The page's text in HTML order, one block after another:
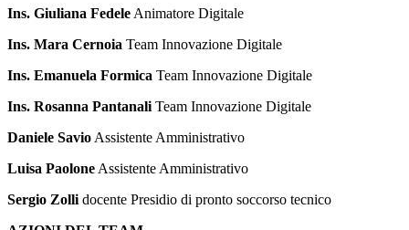
Ins. Giuliana Fedele Animatore Digitale
Ins. Mara Cernoia Team Innovazione Digitale
Ins. Emanuela Formica Team Innovazione Digitale
Ins. Rosanna Pantanali Team Innovazione Digitale
Daniele Savio Assistente Amministrativo
Luisa Paolone Assistente Amministrativo
Sergio Zolli docente Presidio di pronto soccorso tecnico